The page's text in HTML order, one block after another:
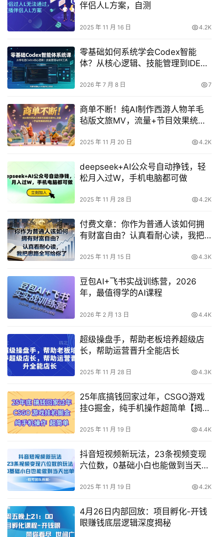
伴侣人L方案，自测
2025 年 11 月 16 日 4.2K
零基础如何系统学会Codex智能
体？从核心逻辑、技能管理到IDE工
流
2026 年 7 月 8 日 7
商单不断！纯AI制作西游人物羊毛
毡版文旅MV，流量+节目效果统统
2025 年 11 月 20 日 4.2K
deepseek+AI公众号自动挣钱，轻
松月入过W，手机电脑都可做
2025 年 11 月 28 日 4.2K
付费文章：你作为普通人该如何拥
有财富自由？认真看耐心读，我把
2025 年 11 月 15 日 4.3K
豆包AI+飞书实战训练营，2026
年，最值得学的AI课程
2026 年 2 月 13 日 4.4K
超级操盘手，​帮助老板培养超级店
长，帮助运营晋升全能店长
2025 年 11 月 28 日 4.3K
25年底搞钱回家过年，CSGO游戏
挂G掘金，纯手机操作超简单【揭
2025 年 11 月 19 日 4.4K
抖音短视频新玩法，23条视频变现
六位数，0基础小白也能做到当天出
2025 年 11 月 19 日 4.2K
4月26日内部回放：项目孵化-开钱
眼赚钱底层逻辑深度揭秘